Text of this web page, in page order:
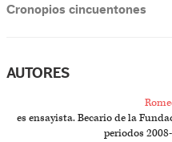
Cronopios cincuentones
AUTORES
es ensayista. Becario de la
periodos